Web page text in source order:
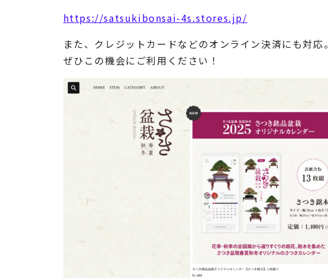
https://satsukibonsai-4s.stores.jp/
また、クレジットカードなどのオンライン決済にも対応。
ぜひこの機会にご利用ください！